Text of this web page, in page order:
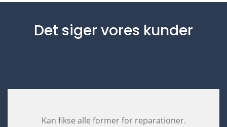
Det siger vores kunder
Kan fikse alle former for reparationer.